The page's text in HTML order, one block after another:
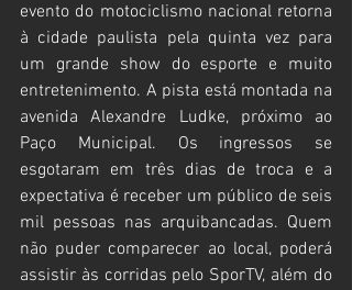
evento do motociclismo nacional retorna
à cidade paulista pela quinta vez para
um grande show do esporte e muito
entretenimento. A pista está montada na
avenida Alexandre Ludke, próximo ao
Paço Municipal. Os ingressos se
esgotaram em três dias de troca e a
expectativa é receber um público de seis
mil pessoas nas arquibancadas. Quem
não puder comparecer ao local, poderá
assistir às corridas pelo SporTV, além do